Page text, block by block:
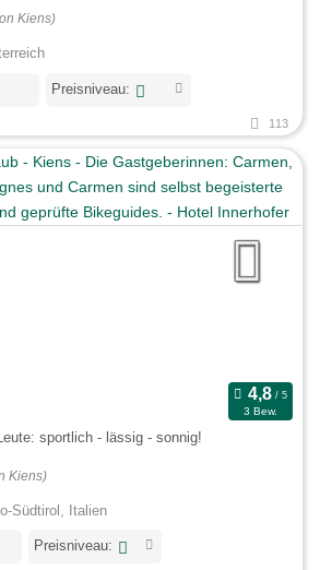
Kiens)
Preisniveau:
113
3 Bew.
sportlich - lässig - sonnig!
Kiens)
Südtirol, Italien
Preisniveau: